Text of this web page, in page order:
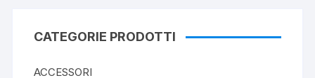
CATEGORIE PRODOTTI
ACCESSORI